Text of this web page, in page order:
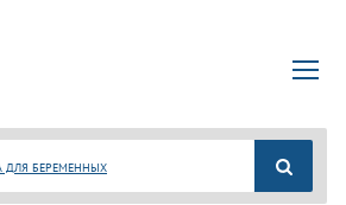
ДЛЯ БЕРЕМЕННЫХ